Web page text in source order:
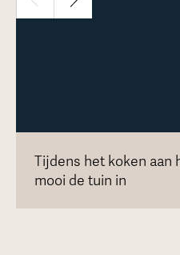
Tijdens het koken aan
mooi de tuin in